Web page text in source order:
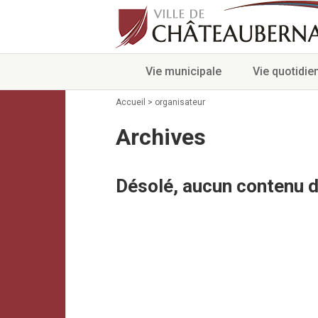
Vie municipale Vie
Accueil > organisateur
Archives
Désolé, aucun contenu